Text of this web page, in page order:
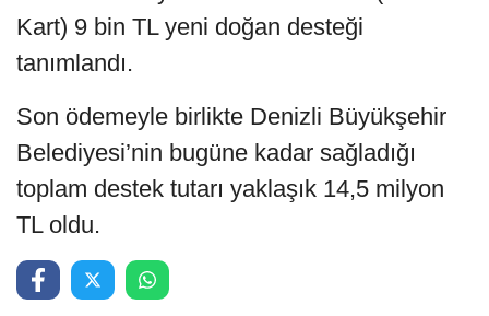
Kart) 9 bin TL yeni doğan desteği
tanımlandı.
Son ödemeyle birlikte Denizli Büyükşehir
Belediyesi’nin bugüne kadar sağladığı
toplam destek tutarı yaklaşık 14,5 milyon
TL oldu.